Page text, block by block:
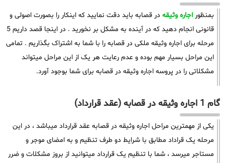
بمنظور اجاره وثیقه در قصابه باید دقت نمایید که اینکار را بصورت اصولی و
قانونی انجام دهید که در آینده به مشکل بر نخورید . در اینجا قصد داریم 5
مرحله برای اجاره وثیقه ملکی در قصابه را با شما به اشتراک بگذاریم . تمامی
این مراحل بسیار مهم بوده و عدم رعایت هر یک از این مراحل میتواند
مشکلاتی را در پروسه اجاره وثیقه در قصابه برای شما بوجود آورد.
گام 1 اجاره وثیقه در قصابه (عقد قرارداد)
یکی از مهمترین مراحل اجاره وثیقه در قصابه عقد قرارداد میباشد ، در این
مرحله یک قراداد مطابق با شرایط دو طرف تنظیم و به امضای موجر و
مستاجر میرسد ، شما با تنظیم یک قرارداد میتوانید از بروز مشکلات و ضرر